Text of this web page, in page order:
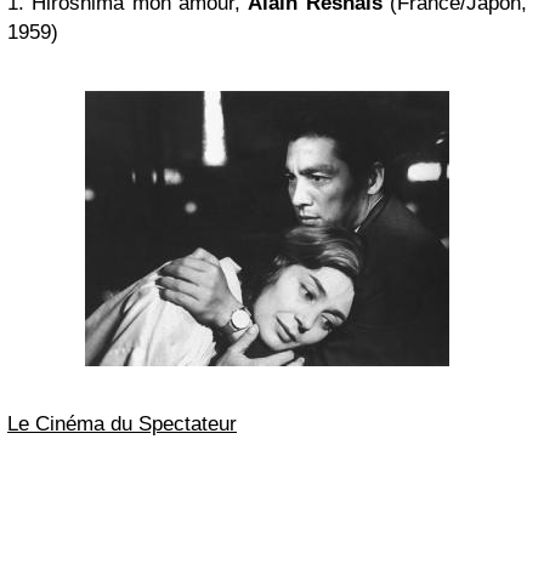
1959)
Le Cinéma du Spectateur